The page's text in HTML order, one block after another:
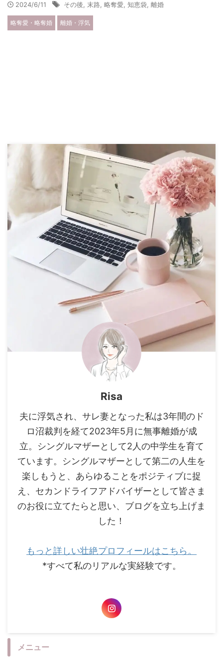
2024/6/11 その後 末路 略奪愛 知恵袋 離婚
略奪愛・略奪婚 離婚・浮気
Risa
夫に浮気され、サレ妻となった私は3年間のド
ロ沼裁判を経て2023年5月に無事離婚が成
立。シングルマザーとして2人の中学生を育て
ています。シングルマザーとして第二の人生を
楽しもうと、あらゆることをポジティブに捉
え、セカンドライフアドバイザーとして皆さま
のお役に立てたらと思い、ブログを立ち上げま
した！
もっと詳しい壮絶プロフィールはこちら。
*すべて私のリアルな実経験です。
メニュー